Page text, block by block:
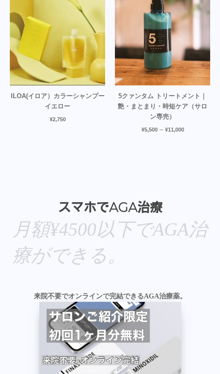
ILOA(イロア）カラーシャンプー
イエロー
¥2,750
5クァンタム トリートメント｜
艶・まとまり・時短ケア（サロ
ン専売）
¥5,500 – ¥11,000
スマホでAGA治療
月額¥4500以下でAGA治
療ができる。
来院不要でオンラインで完結できるAGA治療薬。